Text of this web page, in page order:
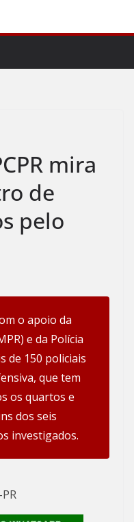
mira
de
pelo
o apoio da
e da Polícia
de 150 policiais
que tem
os quartos e
dos seis
investigados.